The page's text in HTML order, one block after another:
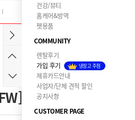
이달의혜택
건강/뷰티
홈케어&방역
펫용품
COMMUNITY
렌탈후기
가입 후기
냉장고 추첨
제휴카드안내
사업자/단체 견적 할인
공지사항
CUSTOMER PAGE